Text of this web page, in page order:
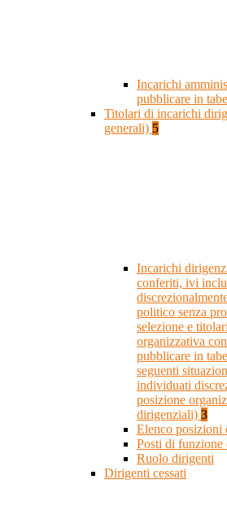
Incarichi
pubblicare in
Titolari di incarichi
generali) 5
Incarichi
conferiti, ivi
politico senza
selezione e
organizzativa
pubblicare in
seguenti
individuati
posizione
dirigenziali) 3
Elenco posizioni
Posti di
Ruolo dirigenti
Dirigenti cessati